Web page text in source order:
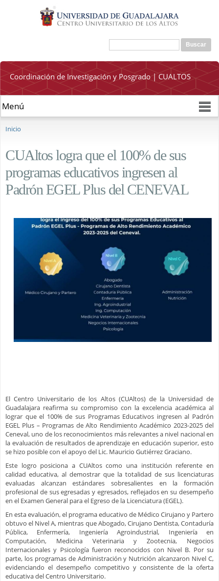
contenido
principal
Formulario de búsqueda
Buscar
Coordinación de Investigación y Posgrado | CUALTOS
Se encuentra usted aquí
Inicio
CUAltos logra que el 100% de sus
programas educativos ingresen al
Padrón EGEL Plus del CENEVAL
El Centro Universitario de los Altos (CUAltos) de la Universidad de
Guadalajara reafirma su compromiso con la excelencia académica al
lograr que el 100% de sus Programas Educativos ingresen al Padrón
EGEL Plus – Programas de Alto Rendimiento Académico 2023-2025 del
Ceneval, uno de los reconocimientos más relevantes a nivel nacional en
la evaluación de resultados de aprendizaje en educación superior, esto
se hizo posible con el apoyo del Lic. Mauricio Gutiérrez Graciano.
Este logro posiciona a CUAltos como una institución referente en
calidad educativa, al demostrar que la totalidad de sus licenciaturas
evaluadas alcanzan estándares sobresalientes en la formación
profesional de sus egresadas y egresados, reflejados en su desempeño
en el Examen General para el Egreso de la Licenciatura (EGEL).
En esta evaluación, el programa educativo de Médico Cirujano y Partero
obtuvo el Nivel A, mientras que Abogado, Cirujano Dentista, Contaduría
Pública, Enfermería, Ingeniería Agroindustrial, Ingeniería en
Computación, Medicina Veterinaria y Zootecnia, Negocios
Internacionales y Psicología fueron reconocidos con Nivel B. Por su
parte, los programas de Administración y Nutrición alcanzaron Nivel C,
evidenciando el desempeño competitivo y consistente de la oferta
educativa del Centro Universitario.